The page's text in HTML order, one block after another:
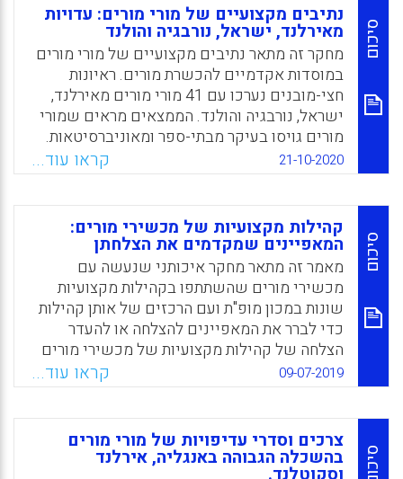
WhatsApp
Facebook
Email
X סיכום
נתיבים מקצועיים של מורי מורים: עדויות
מאירלנד, ישראל, נורבגיה והולנד
מחקר זה מתאר נתיבים מקצועיים של מורי מורים
במוסדות אקדמיים להכשרת מורים. ראיונות
חצי-מובנים נערכו עם 41 מורי מורים מאירלנד,
ישראל, נורבגיה והולנד. הממצאים מראים שמורי
מורים גויסו בעיקר מבתי-ספר ומאוניברסיטאות.
עם כניסתם לתפקיד, הם קיבלו תמיכה מסוימת,
אך לא רשמית. מחקר והוראה הם התחומים
העיקריים להתפתחות מקצועית של מורי המורים.
לרוב מורי המורים עמדות חיוביות כלפי המחקר.
עם זאת, לתפיסתם, המוסדות שבהם הם עובדים
אינם מעריכים מספיק את ההוראה. בעוד עמדות
ההולמות את אידיאל הלכידות החברתית קיימות
בקרב מורי מורים, הם בעיקר מגיבים למה שהם
תופסים כציפיות אינדבידואליסטיות ופרגמטיות
של המוסדות בהם הם עובדים. דבר זה בא לידי
ביטוי אצל מורי המורים בהפקת פרסומים
אקדמיים.
WhatsApp
Facebook
Email
X
21-10-2020 קראו עוד...
סיכום
קהילות מקצועיות של מכשירי מורים:
המאפיינים שמקדמים את הצלחתן
מאמר זה מתאר מחקר איכותני שנעשה עם
מכשירי מורים שהשתתפו בקהילות מקצועיות
שונות במכון מופ"ת ועם הרכזים של אותן קהילות
כדי לברר את המאפיינים להצלחה או להעדר
הצלחה של קהילות מקצועיות של מכשירי מורים
וכן את המאפיינים המסייעים לרכזי קהילות אלה
להוביל את הקהילות בהצלחה. המחקר דן בגורמים
השונים, שעולים מדברי המרואיינים ומנתח אותם
לאור הידוע בספרות בנוגע לתרומתן של קהילות
מקצועיות לפיתוח הידע והמיומנויות של מכשירי
09-07-2019 קראו עוד...
סיכום
צרכים וסדרי עדיפויות של מורי מורים
בהשכלה הגבוהה באנגליה, אירלנד